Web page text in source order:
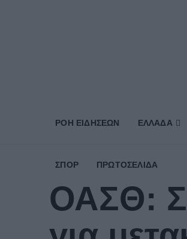
ΡΟΗ ΕΙΔΗΣΕΩΝ ΕΛΛΑΔΑ
ΣΠΟΡ ΠΡΩΤΟΣΈΛΙΔΑ
ΟΑΣΘ: